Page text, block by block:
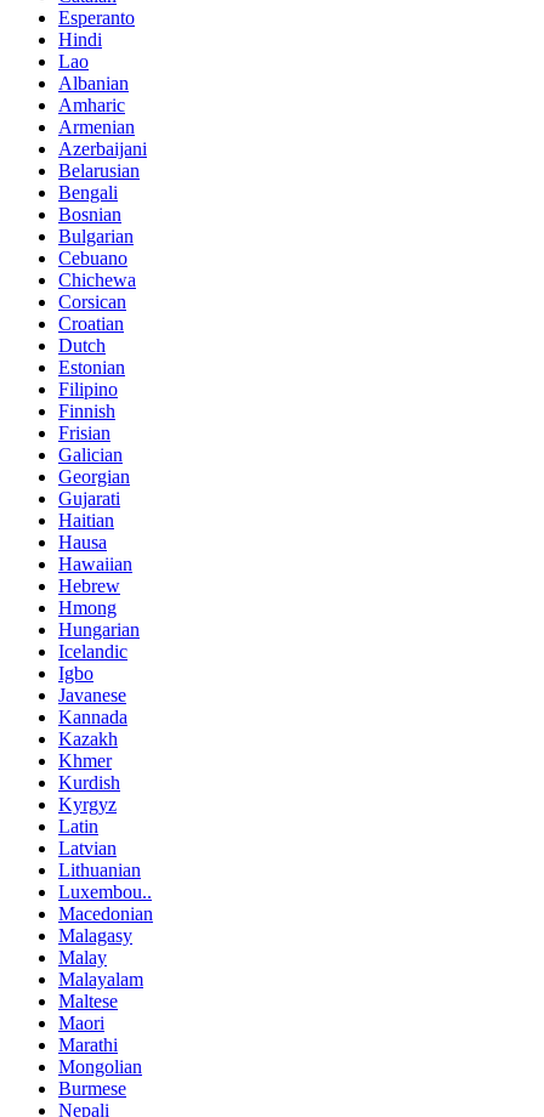
Esperanto
Hindi
Lao
Albanian
Amharic
Armenian
Azerbaijani
Belarusian
Bengali
Bosnian
Bulgarian
Cebuano
Chichewa
Corsican
Croatian
Dutch
Estonian
Filipino
Finnish
Frisian
Galician
Georgian
Gujarati
Haitian
Hausa
Hawaiian
Hebrew
Hmong
Hungarian
Icelandic
Igbo
Javanese
Kannada
Kazakh
Khmer
Kurdish
Kyrgyz
Latin
Latvian
Lithuanian
Luxembou..
Macedonian
Malagasy
Malay
Malayalam
Maltese
Maori
Marathi
Mongolian
Burmese
Nepali